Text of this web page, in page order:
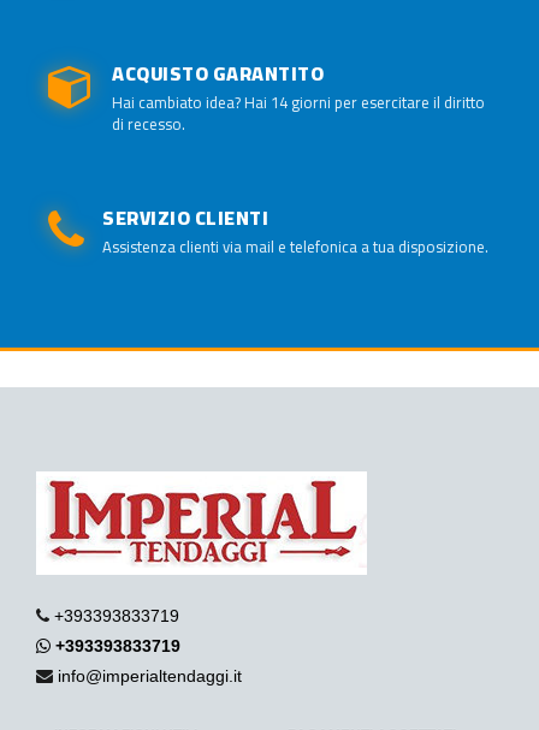
ACQUISTO GARANTITO
Hai cambiato idea? Hai 14 giorni per esercitare il diritto
di recesso.
SERVIZIO CLIENTI
Assistenza clienti via mail e telefonica a tua disposizione.
+393393833719
+393393833719
info@imperialtendaggi.it